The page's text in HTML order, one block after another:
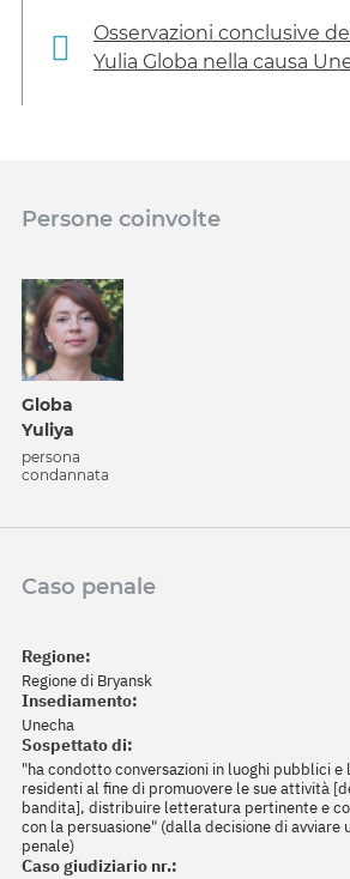
Osservazioni conclusive
Yulia Globa nella causa
Persone coinvolte
Globa
Yuliya
persona
condannata
Caso penale
Regione:
Regione di Bryansk
Insediamento:
Unecha
Sospettato di:
"ha condotto conversazioni in luoghi pubblici
residenti al fine di promuovere le sue attività
bandita], distribuire letteratura pertinente e
con la persuasione" (dalla decisione di avviare
penale)
Caso giudiziario nr.: